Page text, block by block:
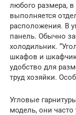
любого размера,
выполняется
расположения. В
панель. Обычно
холодильник.
шкафов и
удобство для
труд хозяйки.
Угловые
модель, они